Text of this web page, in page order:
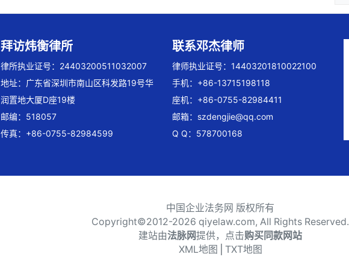
拜访炜衡律所
律所执业证号：24403200511032007
地址：广东省深圳市南山区科发路19号华
润置地大厦D座19楼
邮编：518057
传真：+86-0755-82984599
联系邓杰律师
律师执业证号：14403201810022100
手机：+86-13715198118
座机：+86-0755-82984411
邮箱： szdengjie@qq.com
Q Q：578700168
中国企业法务网 版权所有
Copyright©2012-2026 qiyelaw.com, All Rights Reserved.
建站由法脉网提供，点击购买同款网站
XML地图 TXT地图